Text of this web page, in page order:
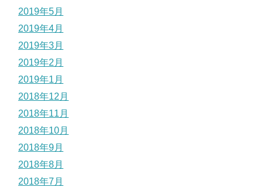
2019年5月
2019年4月
2019年3月
2019年2月
2019年1月
2018年12月
2018年11月
2018年10月
2018年9月
2018年8月
2018年7月